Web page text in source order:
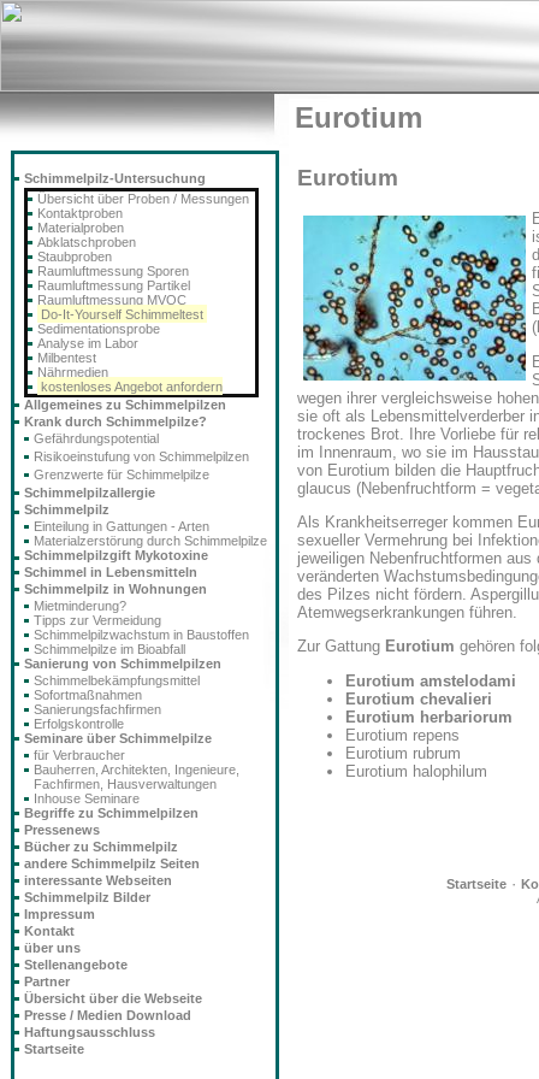
Eurotium
Eurotium
(
wegen ihrer vergleichsweise
sie oft als Lebensmittelverderber
trockenes Brot. Ihre Vorliebe für
im Innenraum, wo sie im
von Eurotium bilden die
glaucus (Nebenfruchtform =
Als Krankheitserreger kommen
sexueller Vermehrung bei
jeweiligen Nebenfruchtformen
veränderten
des Pilzes nicht fördern.
Atemwegserkrankungen führen.
Zur Gattung Eurotium gehören
Eurotium amstelodami
Eurotium chevalieri
Eurotium herbariorum
Eurotium repens
Eurotium rubrum
Eurotium halophilum
Startseite·
Schimmelpilz-Untersuchung
Übersicht über Proben / Messungen
Kontaktproben
Materialproben
Abklatschproben
Staubproben
Raumluftmessung Sporen
Raumluftmessung Partikel
Raumluftmessung MVOC
Do-It-Yourself Schimmeltest
Sedimentationsprobe
Analyse im Labor
Milbentest
Nährmedien
kostenloses Angebot anfordern
Allgemeines zu Schimmelpilzen
Krank durch Schimmelpilze?
Gefährdungspotential
Risikoeinstufung von Schimmelpilzen
Grenzwerte für Schimmelpilze
Schimmelpilzallergie
Schimmelpilz
Einteilung in Gattungen - Arten
Materialzerstörung durch Schimmelpilze
Schimmelpilzgift Mykotoxine
Schimmel in Lebensmitteln
Schimmelpilz in Wohnungen
Mietminderung?
Tipps zur Vermeidung
Schimmelpilzwachstum in Baustoffen
Schimmelpilze im Bioabfall
Sanierung von Schimmelpilzen
Schimmelbekämpfungsmittel
Sofortmaßnahmen
Sanierungsfachfirmen
Erfolgskontrolle
Seminare über Schimmelpilze
für Verbraucher
Bauherren, Architekten, Ingenieure,
Fachfirmen, Hausverwaltungen
Inhouse Seminare
Begriffe zu Schimmelpilzen
Pressenews
Bücher zu Schimmelpilz
andere Schimmelpilz Seiten
interessante Webseiten
Schimmelpilz Bilder
Impressum
Kontakt
über uns
Stellenangebote
Partner
Übersicht über die Webseite
Presse / Medien Download
Haftungsausschluss
Startseite